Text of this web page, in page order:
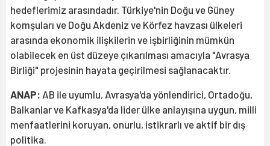
hedeflerimiz arasındadır. Türkiye'nin Doğu ve Güney
komşuları ve Doğu Akdeniz ve Körfez havzası ülkeleri
arasında ekonomik ilişkilerin ve işbirliğinin mümkün
olabilecek en üst düzeye çıkarılması amacıyla "Avrasya
Birliği" projesinin hayata geçirilmesi sağlanacaktır.
ANAP: AB ile uyumlu, Avrasya'da yönlendirici, Ortadoğu,
Balkanlar ve Kafkasya'da lider ülke anlayışına uygun, milli
menfaatlerini koruyan, onurlu, istikrarlı ve aktif bir dış
politika.